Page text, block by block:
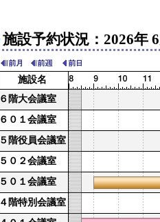
施設予約状況：2026年
施設名
６階大会議室
６０１会議室
５階役員会議室
５０２会議室
５０１会議室
４階特別会議室